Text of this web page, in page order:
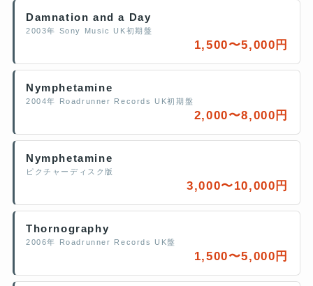
Damnation and a Day
2003年 Sony Music UK初期盤
1,500〜5,000円
Nymphetamine
2004年 Roadrunner Records UK初期盤
2,000〜8,000円
Nymphetamine
ピクチャーディスク版
3,000〜10,000円
Thornography
2006年 Roadrunner Records UK盤
1,500〜5,000円